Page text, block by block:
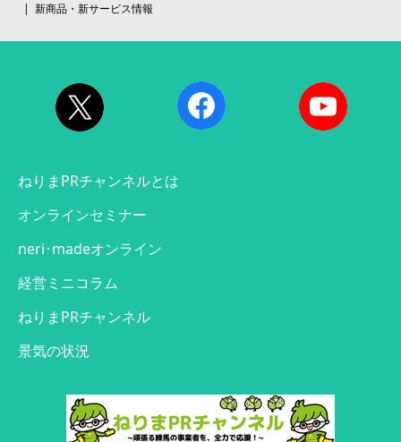
新商品・新サービス情報
ねりまPRチャンネルとは
オンラインセミナー
neri･madeオンライン
経営ミニコラム
ねりまPRチャンネル
景気の状況